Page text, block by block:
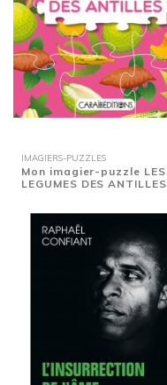
IMAGIERS-PUZZLES
Mon imagier-puzzle LES
LEGUMES DES ANTILLES